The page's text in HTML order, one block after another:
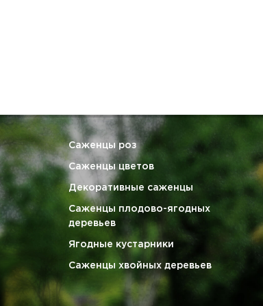
Саженцы роз
Саженцы цветов
Декоративные саженцы
Саженцы плодово-ягодных
деревьев
Ягодные кустарники
Саженцы хвойных деревьев